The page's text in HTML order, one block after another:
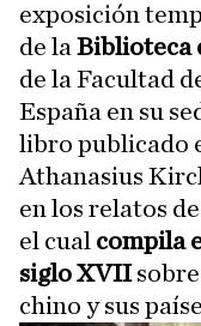
exposición
de la Biblioteca
de la Facultad
España en su
libro publicado
Athanasius
en los relatos
el cual compila
siglo XVII
chino y sus